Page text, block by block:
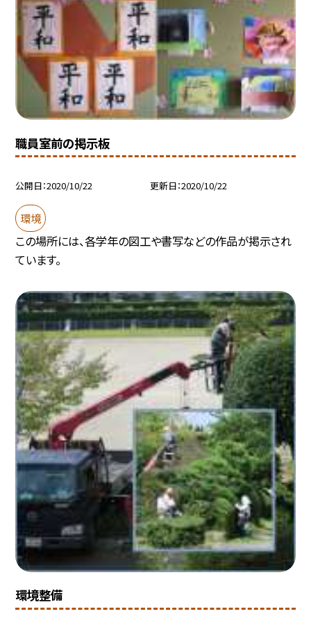
職員室前の掲示板
公開日 2020/10/22 更新日 2020/10/22
環境
この場所には、各学年の図工や書写などの作品が掲示され
ています。
環境整備